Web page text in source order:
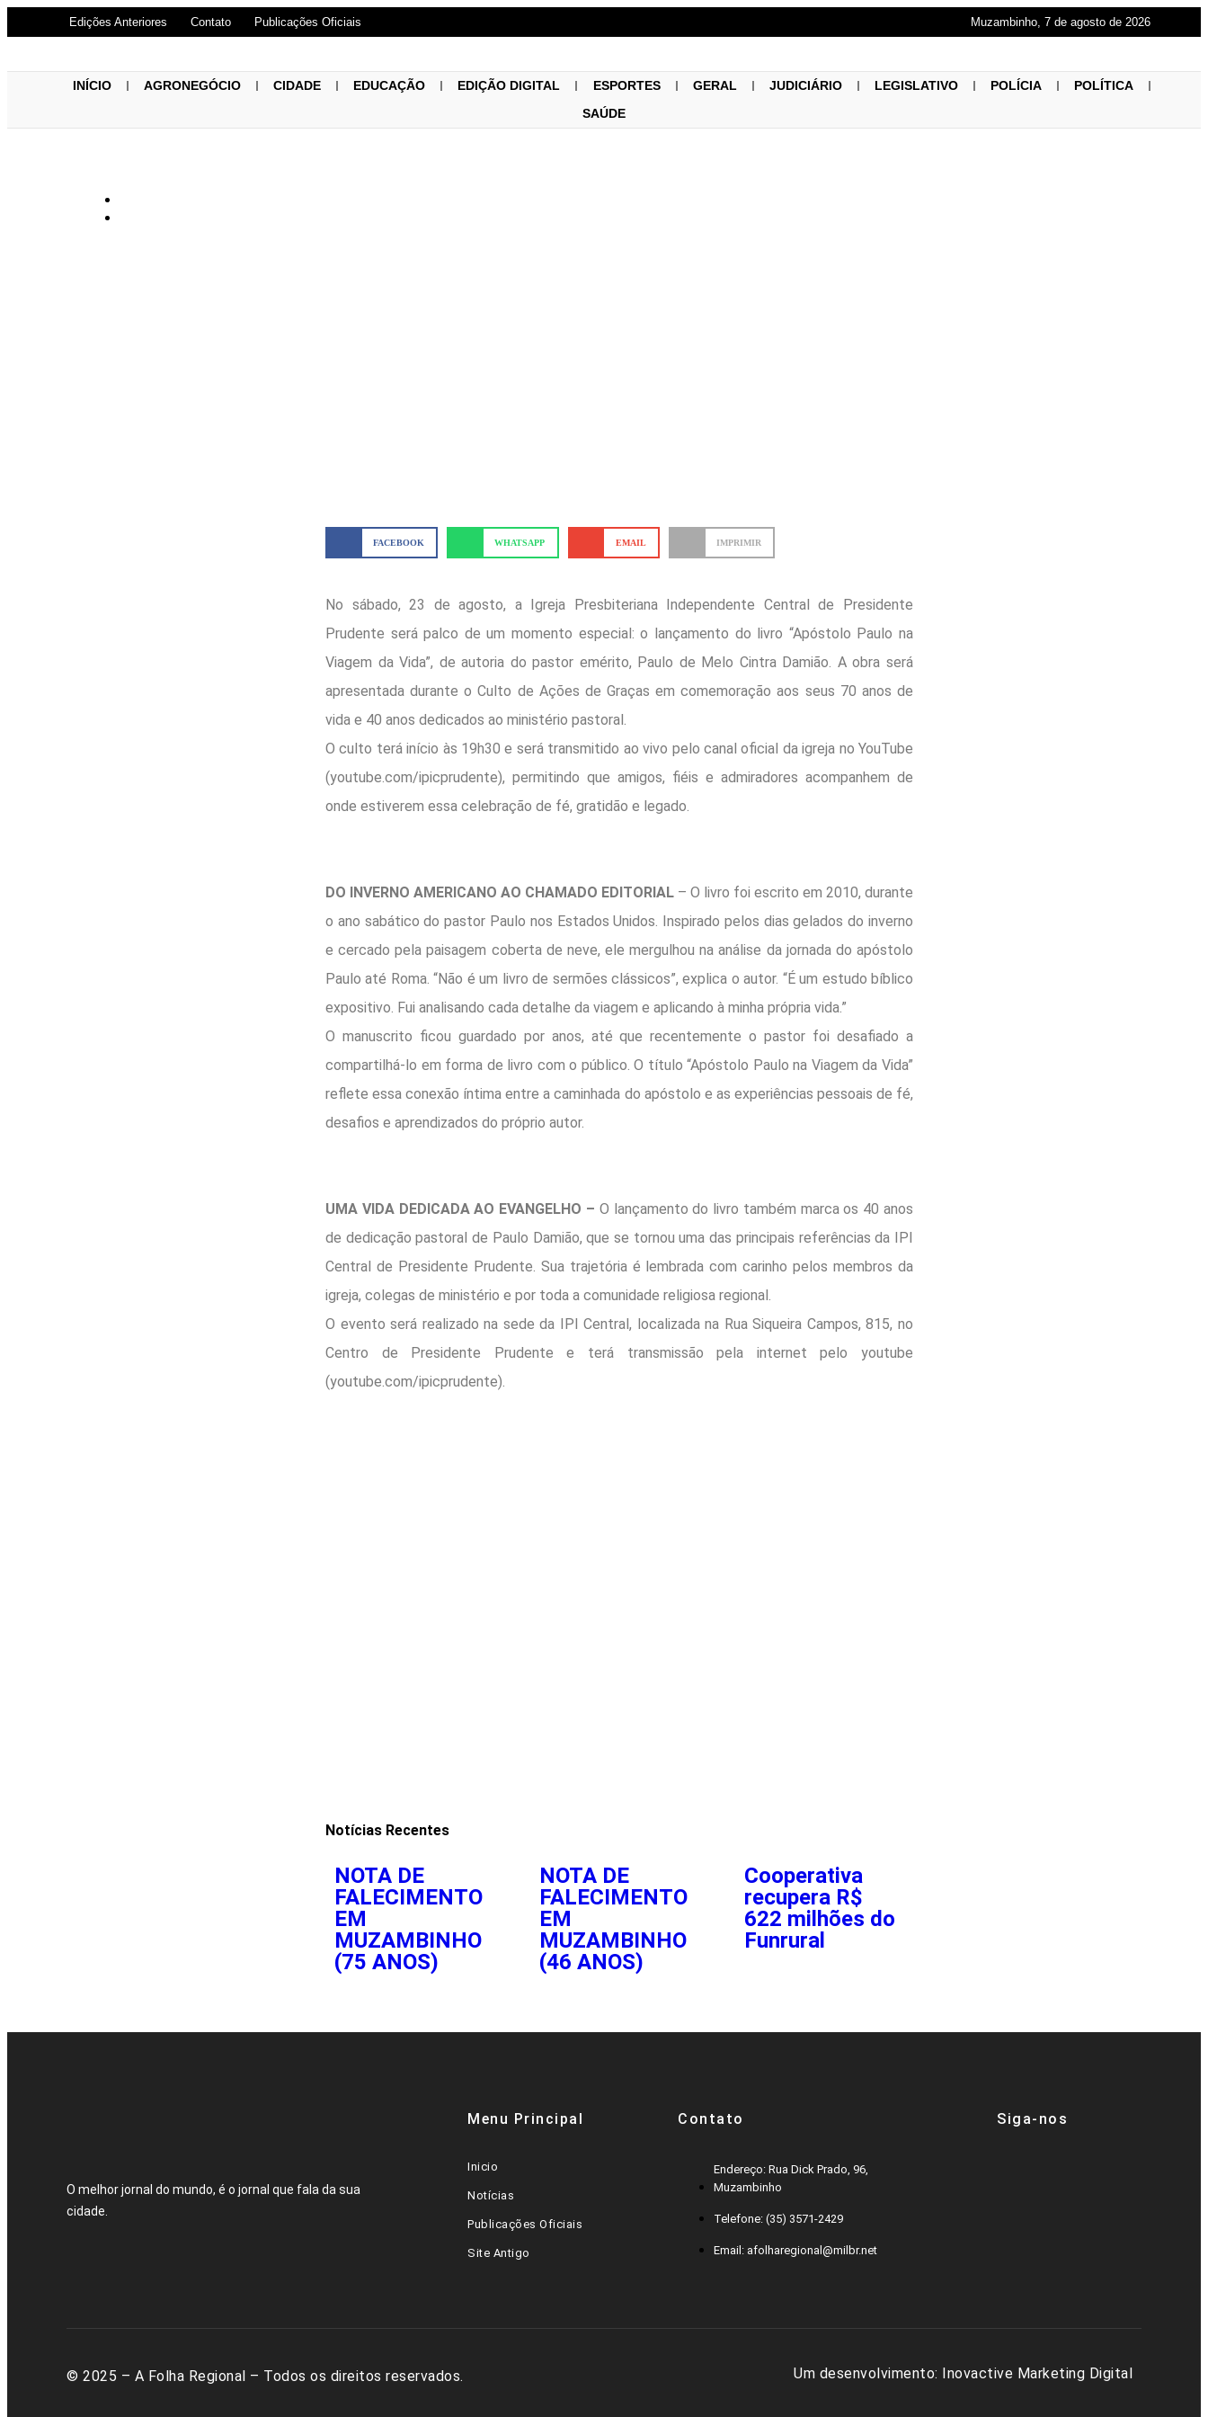
Edições Anteriores Contato Publicações Oficiais Muzambinho, 7 de agosto de 2026
INÍCIO AGRONEGÓCIO CIDADE EDUCAÇÃO EDIÇÃO DIGITAL ESPORTES GERAL JUDICIÁRIO LEGISLATIVO POLÍCIA
POLÍTICA
SAÚDE
FACEBOOK WHATSAPP EMAIL IMPRIMIR
No sábado, 23 de agosto, a Igreja Presbiteriana Independente Central de Presidente
Prudente será palco de um momento especial: o lançamento do livro “Apóstolo Paulo na
Viagem da Vida”, de autoria do pastor emérito, Paulo de Melo Cintra Damião. A obra será
apresentada durante o Culto de Ações de Graças em comemoração aos seus 70 anos de
vida e 40 anos dedicados ao ministério pastoral.
O culto terá início às 19h30 e será transmitido ao vivo pelo canal oficial da igreja no YouTube
(youtube.com/ipicprudente), permitindo que amigos, fiéis e admiradores acompanhem de
onde estiverem essa celebração de fé, gratidão e legado.
DO INVERNO AMERICANO AO CHAMADO EDITORIAL – O livro foi escrito em 2010, durante
o ano sabático do pastor Paulo nos Estados Unidos. Inspirado pelos dias gelados do inverno
e cercado pela paisagem coberta de neve, ele mergulhou na análise da jornada do apóstolo
Paulo até Roma. “Não é um livro de sermões clássicos”, explica o autor. “É um estudo bíblico
expositivo. Fui analisando cada detalhe da viagem e aplicando à minha própria vida.”
O manuscrito ficou guardado por anos, até que recentemente o pastor foi desafiado a
compartilhá-lo em forma de livro com o público. O título “Apóstolo Paulo na Viagem da Vida”
reflete essa conexão íntima entre a caminhada do apóstolo e as experiências pessoais de fé,
desafios e aprendizados do próprio autor.
UMA VIDA DEDICADA AO EVANGELHO – O lançamento do livro também marca os 40 anos
de dedicação pastoral de Paulo Damião, que se tornou uma das principais referências da IPI
Central de Presidente Prudente. Sua trajetória é lembrada com carinho pelos membros da
igreja, colegas de ministério e por toda a comunidade religiosa regional.
O evento será realizado na sede da IPI Central, localizada na Rua Siqueira Campos, 815, no
Centro de Presidente Prudente e terá transmissão pela internet pelo youtube
(youtube.com/ipicprudente).
Notícias Recentes
NOTA DE
FALECIMENTO
EM
MUZAMBINHO
(75 ANOS)
NOTA DE
FALECIMENTO
EM
MUZAMBINHO
(46 ANOS)
Cooperativa
recupera R$
622 milhões do
Funrural
O melhor jornal do mundo, é o jornal que fala da sua
cidade.
Menu Principal
Inicio
Notícias
Publicações Oficiais
Site Antigo
Contato
Endereço: Rua Dick Prado, 96,
Muzambinho
Telefone: (35) 3571-2429
Email: afolharegional@milbr.net
Siga-nos
© 2025 – A Folha Regional – Todos os direitos reservados. Um desenvolvimento: Inovactive Marketing Digital